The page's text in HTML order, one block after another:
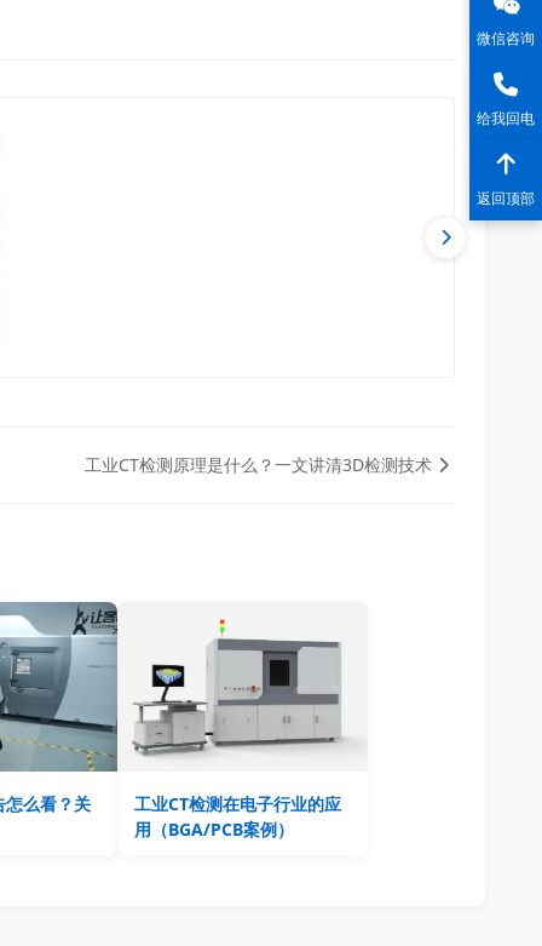
工业CT检测原理是什么？一文讲清3D检测技术
怎么看？关
工业CT检测在电子行业的应
用（BGA/PCB案例）
微信咨询
给我回电
返回顶部